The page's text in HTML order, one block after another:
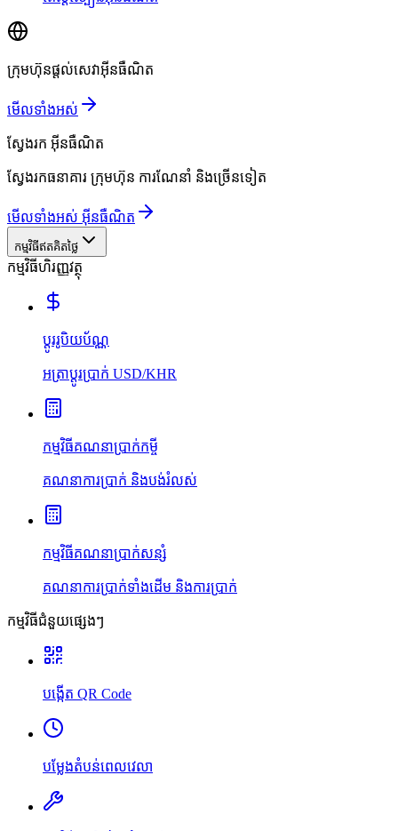
ក្រុមហ៊ុនផ្តល់សេវាអ៊ីនធឺណិត
មើលទាំងអស់
ស្វែងរក អ៊ីនធឺណិត
ស្វែងរកធនាគារ ក្រុមហ៊ុន ការណែនាំ និងច្រើនទៀត
មើលទាំងអស់ អ៊ីនធឺណិត
កម្មវិធីឥតគិតថ្លៃ
កម្មវិធីហិរញ្ញវត្ថុ
ប្ដូររូបិយប័ណ្ណ
អត្រាប្ដូរប្រាក់ USD/KHR
កម្មវិធីគណនាប្រាក់កម្ចី
គណនាការប្រាក់ និងបង់រំលស់
កម្មវិធីគណនាប្រាក់សន្សំ
គណនាការប្រាក់ទាំងដើម និងការប្រាក់
កម្មវិធីជំនួយផ្សេងៗ
បង្កើត QR Code
បម្លែងតំបន់ពេលវេលា